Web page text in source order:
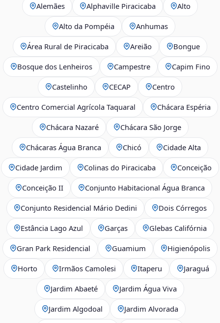
Alemães Alphaville Piracicaba Alto
Alto da Pompéia Anhumas
Área Rural de Piracicaba Areião Bongue
Bosque dos Lenheiros Campestre Capim Fino
Castelinho CECAP Centro
Centro Comercial Agrícola Taquaral Chácara Espéria
Chácara Nazaré Chácara São Jorge
Chácaras Água Branca Chicó Cidade Alta
Cidade Jardim Colinas do Piracicaba Conceição
Conceição II Conjunto Habitacional Água Branca
Conjunto Residencial Mário Dedini Dois Córregos
Estância Lago Azul Garças Glebas Califórnia
Gran Park Residencial Guamium Higienópolis
Horto Irmãos Camolesi Itaperu Jaraguá
Jardim Abaeté Jardim Água Viva
Jardim Algodoal Jardim Alvorada